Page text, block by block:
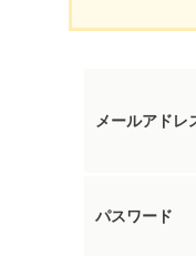
メールアドレ
パスワード